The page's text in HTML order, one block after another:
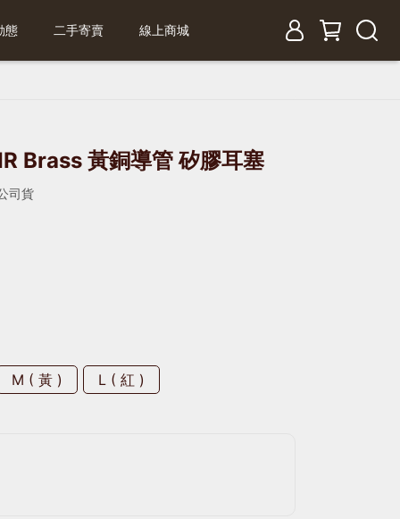
態 二手寄賣 線上商城
Brass 黃銅導管 矽膠耳塞
司貨
M ( 黃 ) L ( 紅 )